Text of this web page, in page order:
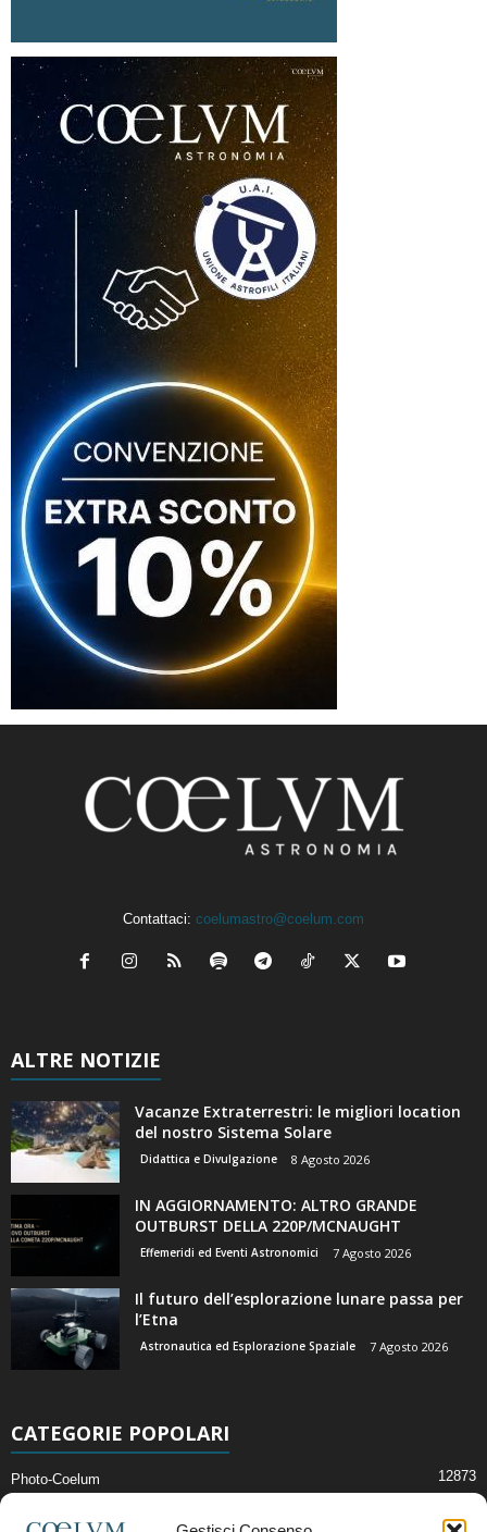
Contattaci: coelumastro@coelum.com
ALTRE NOTIZIE
Vacanze Extraterrestri: le migliori location
del nostro Sistema Solare
Didattica e Divulgazione 8 Agosto 2026
IN AGGIORNAMENTO: ALTRO GRANDE
OUTBURST DELLA 220P/MCNAUGHT
Effemeridi ed Eventi Astronomici 7 Agosto 2026
Il futuro dell’esplorazione lunare passa per
l’Etna
Astronautica ed Esplorazione Spaziale 7 Agosto 2026
CATEGORIE POPOLARI
Photo-Coelum 12873